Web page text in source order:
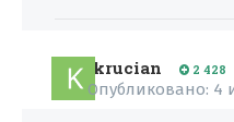
krucian 2 428
Опубликовано: 4